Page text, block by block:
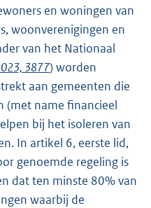
en woningen van
woonverenigingen en
van het Nationaal
3877) worden
aan gemeenten die
(met name financieel
bij het isoleren van
In artikel 6, eerste lid,
genoemde regeling is
dat ten minste 80% van
waarbij de